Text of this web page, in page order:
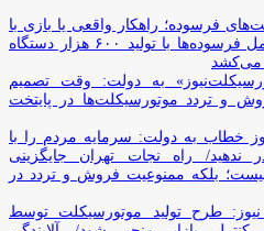
فرسوده؛ راهکار واقعی یا بازی با
منابع کشور؟ / جایگزینی کامل فرسوده‌ها با تولید ۶۰۰ هزار دستگاه
به دولت: وقت تصمیم
و تردد موتورسیکلت‌ها در پایتخت
خطاب به دولت: سرمایه مردم را با
ندهید/ راه نجات تهران جایگزینی
بلکه ممنوعیت فروش و تردد در
طرح تولید موتورسیکلت توسط